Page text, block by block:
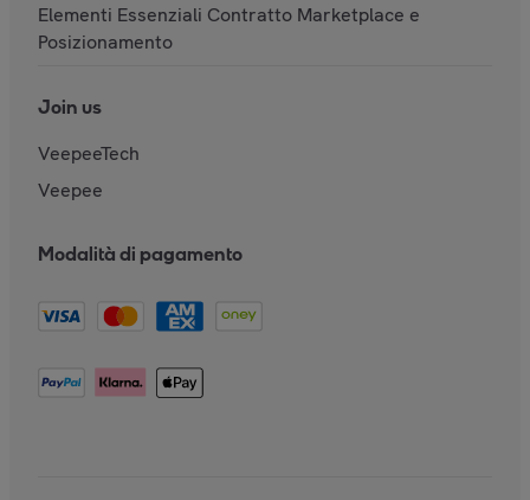
Elementi Essenziali Contratto Marketplace e
Posizionamento
Join us
VeepeeTech
Veepee
Modalità di pagamento